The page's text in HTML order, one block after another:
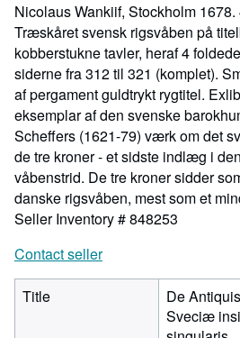
Nicolaus Wankiif, Stockholm 1678.
Træskåret svensk rigsvåben på
kobberstukne tavler, heraf 4
siderne fra 312 til 321 (komplet).
af pergament guldtrykt rygtitel.
eksemplar af den svenske
Scheffers (1621-79) værk om det
de tre kroner - et sidste indlæg i
våbenstrid. De tre kroner sidder
danske rigsvåben, mest som et
Seller Inventory # 848253
Contact seller
Title
De
Sveciæ